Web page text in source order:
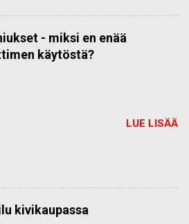
- miksi en enää
käytöstä?
LUE LISÄÄ
kivikaupassa